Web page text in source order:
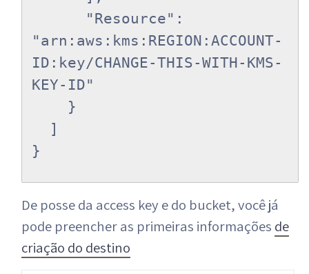
"arn:aws:kms:REGION:ACCOUNT-
ID:key/CHANGE-THIS-WITH-KMS-
KEY-ID"
}
De posse da access key e do bucket, você já
pode preencher as primeiras informações de
criação do destino